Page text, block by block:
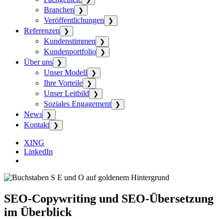
Branchen ❯
Veröffentlichungen ❯
Referenzen ❯
Kundenstimmen ❯
Kundenportfolio ❯
Über uns ❯
Unser Modell ❯
Ihre Vorteile ❯
Unser Leitbild ❯
Soziales Engagement ❯
News ❯
Kontakt ❯
XING
LinkedIn
SEO-Copywriting und SEO-Übersetzung
im Überblick